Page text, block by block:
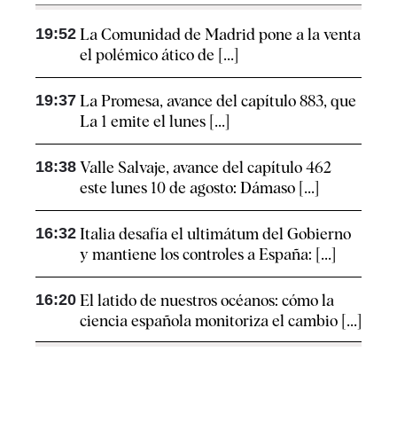
19:52 La Comunidad de Madrid pone a la venta
el polémico ático de [...]
19:37 La Promesa, avance del capítulo 883, que
La 1 emite el lunes [...]
18:38 Valle Salvaje, avance del capítulo 462
este lunes 10 de agosto: Dámaso [...]
16:32 Italia desafía el ultimátum del Gobierno
y mantiene los controles a España: [...]
16:20 El latido de nuestros océanos: cómo la
ciencia española monitoriza el cambio [...]